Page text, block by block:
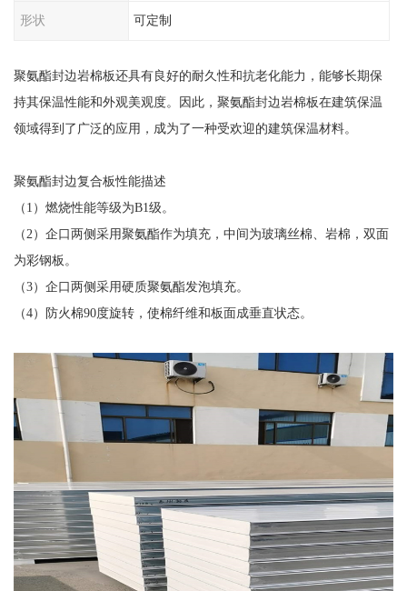
形状 可定制
聚氨酯封边岩棉板还具有良好的耐久性和抗老化能力，能够长期保
持其保温性能和外观美观度。因此，聚氨酯封边岩棉板在建筑保温
领域得到了广泛的应用，成为了一种受欢迎的建筑保温材料。
聚氨酯封边复合板性能描述
（1）燃烧性能等级为B1级。
（2）企口两侧采用聚氨酯作为填充，中间为玻璃丝棉、岩棉，双面
为彩钢板。
（3）企口两侧采用硬质聚氨酯发泡填充。
（4）防火棉90度旋转，使棉纤维和板面成垂直状态。